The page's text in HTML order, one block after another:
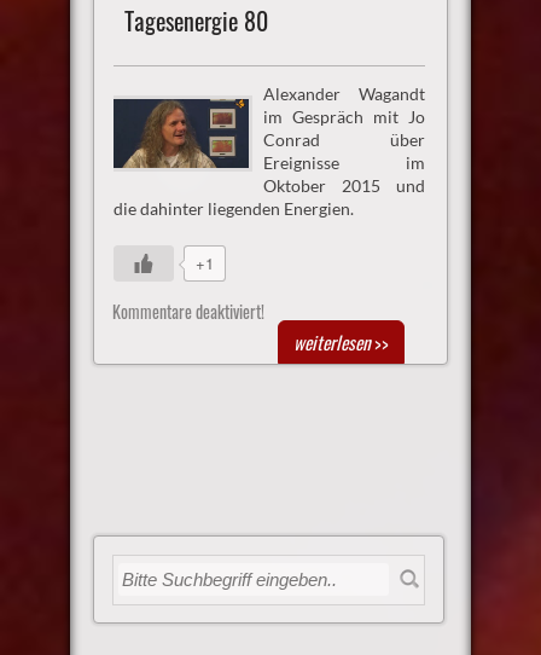
Tagesenergie 80
Alexander Wagandt
im Gespräch mit Jo
Conrad über
Ereignisse im
Oktober 2015 und
die dahinter liegenden Energien.
+1
Kommentare deaktiviert!
weiterlesen>>